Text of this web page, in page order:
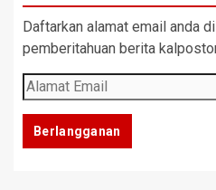
Daftarkan alamat email anda
pemberitahuan berita
Alamat
Email
Berlangganan